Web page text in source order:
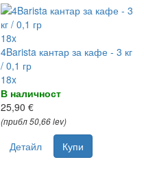
18x
4Barista кантар за кафе - 3 кг
/ 0,1 гр
18x
В наличност
25,90 €
(прибл 50,66 lev)
Детайл Купи